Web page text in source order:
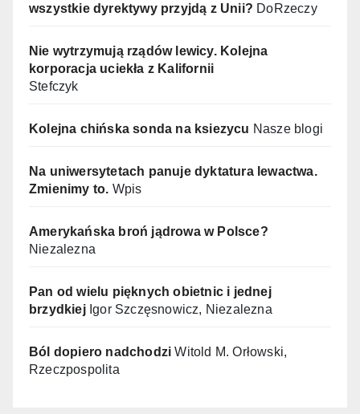
wszystkie dyrektywy przyjdą z Unii? DoRzeczy
Nie wytrzymują rządów lewicy. Kolejna
korporacja uciekła z Kalifornii
Stefczyk
Kolejna chińska sonda na ksiezycu Nasze blogi
Na uniwersytetach panuje dyktatura lewactwa.
Zmienimy to. Wpis
Amerykańska broń jądrowa w Polsce?
Niezalezna
Pan od wielu pięknych obietnic i jednej
brzydkiejIgor Szczęsnowicz, Niezalezna
Ból dopiero nadchodzi Witold M. Orłowski,
Rzeczpospolita